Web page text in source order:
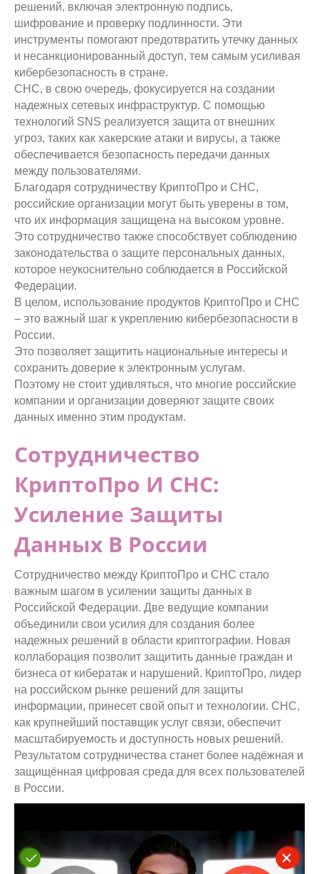
решений, включая электронную подпись,
шифрование и проверку подлинности. Эти
инструменты помогают предотвратить утечку данных
и несанкционированный доступ, тем самым усиливая
кибербезопасность в стране.
СНС, в свою очередь, фокусируется на создании
надежных сетевых инфраструктур. С помощью
технологий SNS реализуется защита от внешних
угроз, таких как хакерские атаки и вирусы, а также
обеспечивается безопасность передачи данных
между пользователями.
Благодаря сотрудничеству КриптоПро и СНС,
российские организации могут быть уверены в том,
что их информация защищена на высоком уровне.
Это сотрудничество также способствует соблюдению
законодательства о защите персональных данных,
которое неукоснительно соблюдается в Российской
Федерации.
В целом, использование продуктов КриптоПро и СНС
– это важный шаг к укреплению кибербезопасности в
России.
Это позволяет защитить национальные интересы и
сохранить доверие к электронным услугам.
Поэтому не стоит удивляться, что многие российские
компании и организации доверяют защите своих
данных именно этим продуктам.
Сотрудничество
КриптоПро И СНС:
Усиление Защиты
Данных В России
Сотрудничество между КриптоПро и СНС стало
важным шагом в усилении защиты данных в
Российской Федерации. Две ведущие компании
объединили свои усилия для создания более
надежных решений в области криптографии. Новая
коллаборация позволит защитить данные граждан и
бизнеса от кибератак и нарушений. КриптоПро, лидер
на российском рынке решений для защиты
информации, принесет свой опыт и технологии. СНС,
как крупнейший поставщик услуг связи, обеспечит
масштабируемость и доступность новых решений.
Результатом сотрудничества станет более надёжная и
защищённая цифровая среда для всех пользователей
в России.